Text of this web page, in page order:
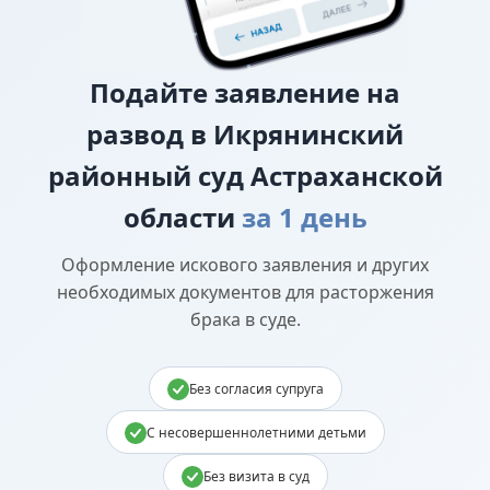
Подайте заявление на
развод в Икрянинский
районный суд Астраханской
области за 1 день
Оформление искового заявления и других
необходимых документов для расторжения
брака в суде.
Без согласия супруга
С несовершеннолетними детьми
Без визита в суд